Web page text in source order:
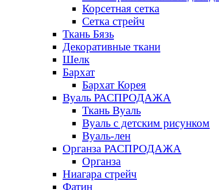
Корсетная сетка
Сетка стрейч
Ткань Бязь
Декоративные ткани
Шелк
Бархат
Бархат Корея
Вуаль РАСПРОДАЖА
Ткань Вуаль
Вуаль с детским рисунком
Вуаль-лен
Органза РАСПРОДАЖА
Органза
Ниагара стрейч
Фатин